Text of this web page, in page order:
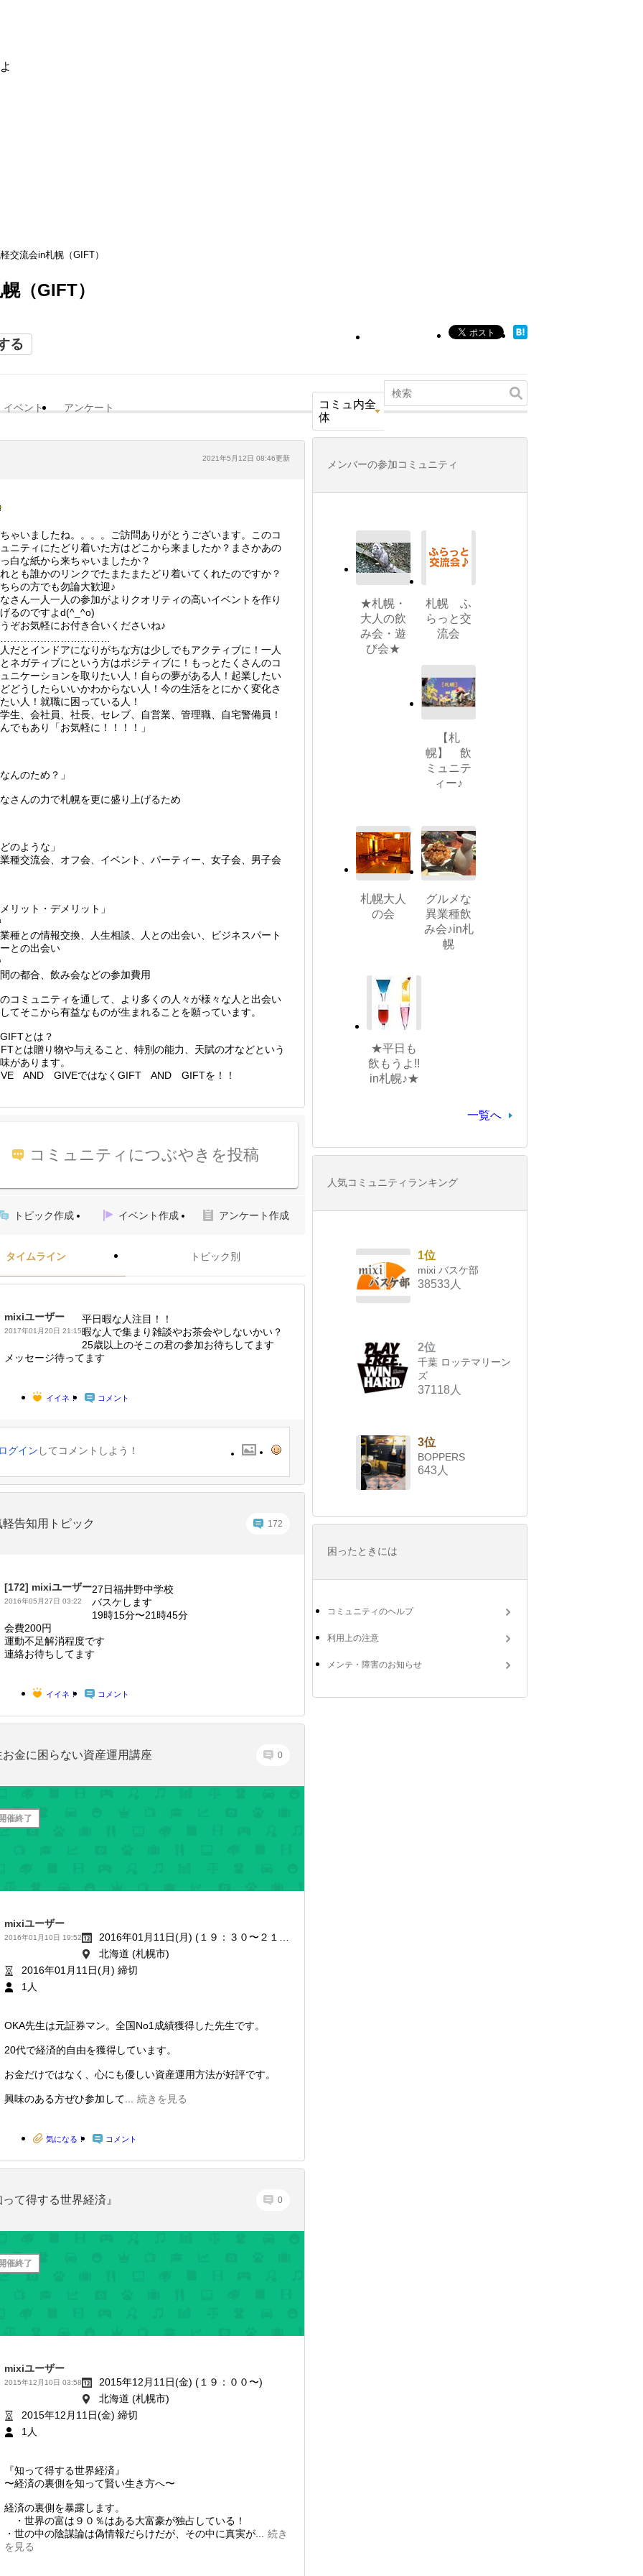
交流会in札幌（GIFT）
（GIFT）
る
イベント アンケート
コミュ内全
体
2021年5月12日 08:46更新
ゃいましたね。。。。ご訪問ありがとうございます。このコ
ニティにたどり着いた方はどこから来ましたか？まさかあの
白な紙から来ちゃいましたか？
とも誰かのリンクでたまたまたどり着いてくれたのですか？
らの方でも勿論大歓迎♪
さん一人一人の参加がよりクオリティの高いイベントを作り
るのですよd(^_^o)
ぞお気軽にお付き合いくださいね♪
だとインドアになりがちな方は少しでもアクティブに！一人
ネガティブにという方はポジティブに！もっとたくさんのコ
ニケーションを取りたい人！自らの夢がある人！起業したい
どうしたらいいかわからない人！今の生活をとにかく変化さ
い人！就職に困っている人！
生、会社員、社長、セレブ、自営業、管理職、自宅警備員！
でもあり「お気軽に！！！！」
んのため？」
さんの力で札幌を更に盛り上げるため
のような」
種交流会、オフ会、イベント、パーティー、女子会、男子会
リット・デメリット」
種との情報交換、人生相談、人との出会い、ビジネスパート
との出会い
の都合、飲み会などの参加費用
コミュニティを通して、より多くの人々が様々な人と出会い
てそこから有益なものが生まれることを願っています。
とは？
とは贈り物や与えること、特別の能力、天賦の才などという
があります。
AND GIVEではなくGIFT AND GIFTを！！
コミュニティにつぶやきを投稿
トピック作成 イベント作成 アンケート作成
タイムライン トピック別
mixiユーザー
2017年01月20日 21:15
平日暇な人注目！！
暇な人で集まり雑談やお茶会やしないかい？
25歳以上のそこの君の参加お待ちしてます
メッセージ待ってます
イイネ！ コメント
グイン してコメントしよう！
軽告知用トピック 172
[172] mixiユーザー
2016年05月27日 03:22
27日福井野中学校
バスケします
19時15分〜21時45分
会費200円
運動不足解消程度です
連絡お待ちしてます
イイネ！ コメント
お金に困らない資産運用講座 0
催終了
mixiユーザー
2016年01月10日 19:52
北海道 (札幌市)
2016年01月11日(月) 締切
1人
OKA先生は元証券マン。全国No1成績獲得した先生です。
20代で経済的自由を獲得しています。
お金だけではなく、心にも優しい資産運用方法が好評です。
興味のある方ぜひ参加して... 続きを見る
気になる！ コメント
て得する世界経済』 0
催終了
mixiユーザー
2015年12月10日 03:58
2015年12月11日(金) (１９：００〜)
北海道 (札幌市)
2015年12月11日(金) 締切
1人
『知って得する世界経済』
〜経済の裏側を知って賢い生き方へ〜
経済の裏側を暴露します。
・世界の富は９０％はある大富豪が独占している！
・世の中の陰謀論は偽情報だらけだが、その中に真実が...
続き
を見る
メンバーの参加コミュニティ
★札幌・
大人の飲
み会・遊
び会★
札幌 ふ
らっと交
流会
【札
幌】 飲
ミュニテ
ィー♪
札幌大人
の会
グルメな
異業種飲
み会♪in札
幌
★平日も
飲もうよ!!
in札幌♪★
一覧へ
人気コミュニティランキング
1位
mixi バスケ部
38533人
2位
千葉 ロッテマリーン
ズ
37118人
3位
BOPPERS
643人
困ったときには
コミュニティのヘルプ
利用上の注意
メンテ・障害のお知らせ